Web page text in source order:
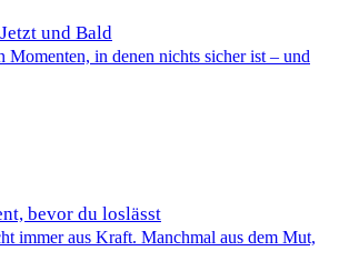
und Bald
Momenten, in denen nichts sicher ist – und
bevor du loslässt
immer aus Kraft. Manchmal aus dem Mut,